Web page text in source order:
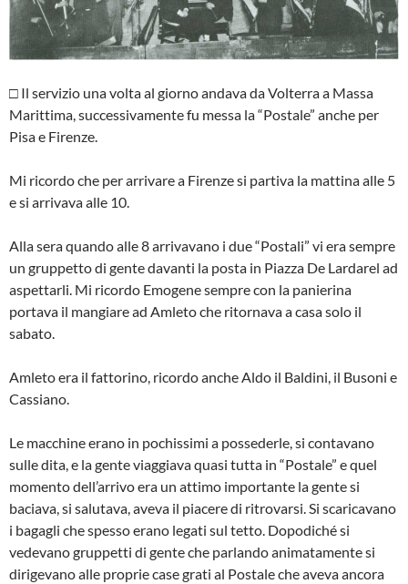
□ Il servizio una volta al giorno andava da Volterra a Massa
Marittima, successivamente fu messa la “Postale” anche per
Pisa e Firenze.
Mi ricordo che per arrivare a Firenze si partiva la mattina alle 5
e si arrivava alle 10.
Alla sera quando alle 8 arrivavano i due “Postali” vi era sempre
un gruppetto di gente davanti la posta in Piazza De Lardarel ad
aspettarli. Mi ricordo Emogene sempre con la panierina
portava il mangiare ad Amleto che ritornava a casa solo il
sabato.
Amleto era il fattorino, ricordo anche Aldo il Baldini, il Busoni e
Cassiano.
Le macchine erano in pochissimi a possederle, si contavano
sulle dita, e la gente viaggiava quasi tutta in “Postale” e quel
momento dell’arrivo era un attimo importante la gente si
baciava, si salutava, aveva il piacere di ritrovarsi. Si scaricavano
i bagagli che spesso erano legati sul tetto. Dopodiché si
vedevano gruppetti di gente che parlando animatamente si
dirigevano alle proprie case grati al Postale che aveva ancora